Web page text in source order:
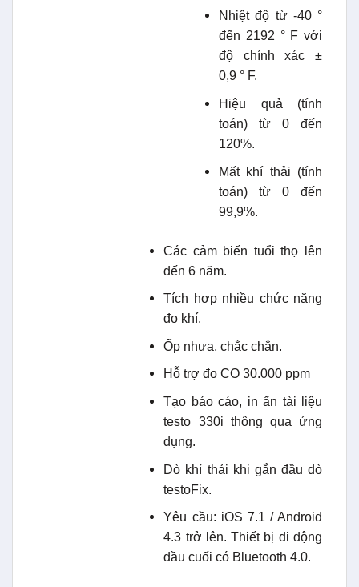
Nhiệt độ từ -40 °
đến 2192 ° F với
độ chính xác ±
0,9 ° F.
Hiệu quả (tính
toán) từ 0 đến
120%.
Mất khí thải (tính
toán) từ 0 đến
99,9%.
Các cảm biến tuổi thọ lên
đến 6 năm.
Tích hợp nhiều chức năng
đo khí.
Ốp nhựa, chắc chắn.
Hỗ trợ đo CO 30.000 ppm
Tạo báo cáo, in ấn tài liệu
testo 330i thông qua ứng
dụng.
Dò khí thải khi gắn đầu dò
testoFix.
Yêu cầu: iOS 7.1 / Android
4.3 trở lên. Thiết bị di động
đầu cuối có Bluetooth 4.0.